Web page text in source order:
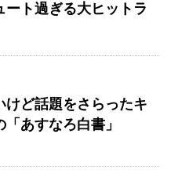
ート過ぎる大ヒットラ
けど話題をさらったキ
あすなろ白書」